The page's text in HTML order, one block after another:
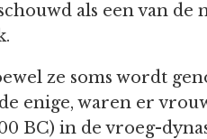
als een van
ze soms wordt
enige, waren er
BC) in de vroeg-